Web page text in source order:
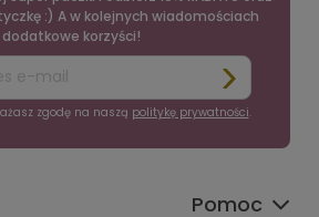
:) A w kolejnych wiadomościach
dodatkowe korzyści!
zgodę na naszą politykę prywatności.
Pomoc